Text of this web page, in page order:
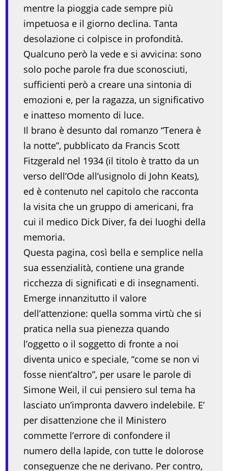
mentre la pioggia cade sempre più
impetuosa e il giorno declina. Tanta
desolazione ci colpisce in profondità.
Qualcuno però la vede e si avvicina: sono
solo poche parole fra due sconosciuti,
sufficienti però a creare una sintonia di
emozioni e, per la ragazza, un significativo
e inatteso momento di luce.
Il brano è desunto dal romanzo “Tenera è
la notte”, pubblicato da Francis Scott
Fitzgerald nel 1934 (il titolo è tratto da un
verso dell’Ode all’usignolo di John Keats),
ed è contenuto nel capitolo che racconta
la visita che un gruppo di americani, fra
cui il medico Dick Diver, fa dei luoghi della
memoria.
Questa pagina, così bella e semplice nella
sua essenzialità, contiene una grande
ricchezza di significati e di insegnamenti.
Emerge innanzitutto il valore
dell’attenzione: quella somma virtù che si
pratica nella sua pienezza quando
l’oggetto o il soggetto di fronte a noi
diventa unico e speciale, “come se non vi
fosse nient’altro”, per usare le parole di
Simone Weil, il cui pensiero sul tema ha
lasciato un’impronta davvero indelebile. E’
per disattenzione che il Ministero
commette l’errore di confondere il
numero della lapide, con tutte le dolorose
conseguenze che ne derivano. Per contro,